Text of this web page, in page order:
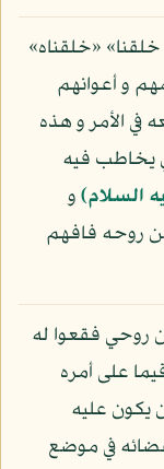
«خلقناه»
و أعوانهم
في الأمر و هذه
يخاطب فيه
السلام)و
روحه فافهم
روحي فقعوا له
على أمره
يكون عليه
في موضع